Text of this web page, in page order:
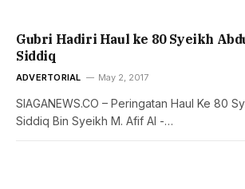
Gubri Hadiri Haul ke 80 Syeikh
Siddiq
ADVERTORIAL May 2, 2017
SIAGANEWS.CO – Peringatan Haul Ke 80
Siddiq Bin Syeikh M. Afif Al -…